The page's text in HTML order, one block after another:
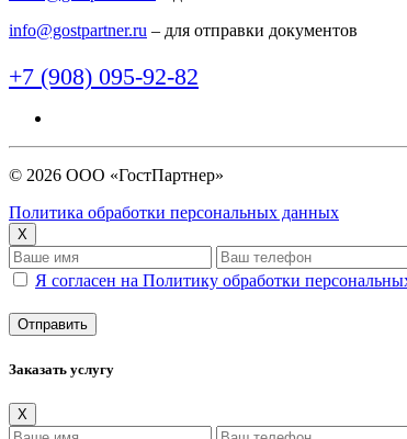
info@gostpartner.ru – для отправки документов
+7 (908) 095-92-82
© 2026 ООО «ГостПартнер»
Политика обработки персональных данных
X
Я согласен на Политику обработки
Заказать услугу
X